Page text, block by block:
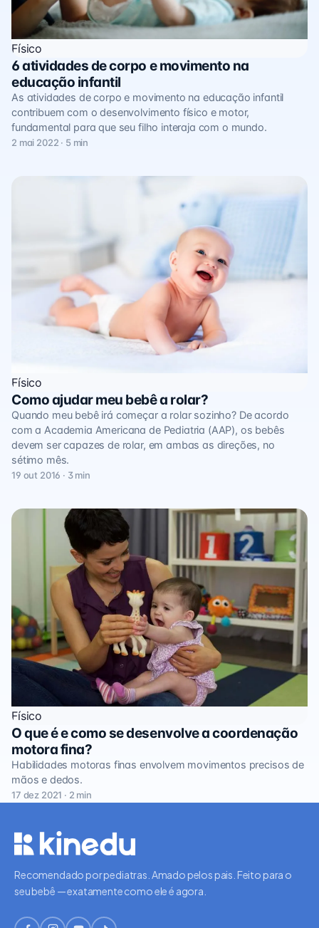
Físico
6 atividades de corpo e movimento na
educação infantil
As atividades de corpo e movimento na educação infantil
contribuem com o desenvolvimento físico e motor,
fundamental para que seu filho interaja com o mundo.
2 mai 2022 · 5 min
Físico
Como ajudar meu bebê a rolar?
Quando meu bebê irá começar a rolar sozinho? De acordo
com a Academia Americana de Pediatria (AAP), os bebês
devem ser capazes de rolar, em ambas as direções, no
sétimo mês.
19 out 2016 · 3 min
Físico
O que é e como se desenvolve a coordenação
motora fina?
Habilidades motoras finas envolvem movimentos precisos de
mãos e dedos.
17 dez 2021 · 2 min
Recomendado por pediatras. Amado pelos pais. Feito para o
seu bebê — exatamente como ele é agora.